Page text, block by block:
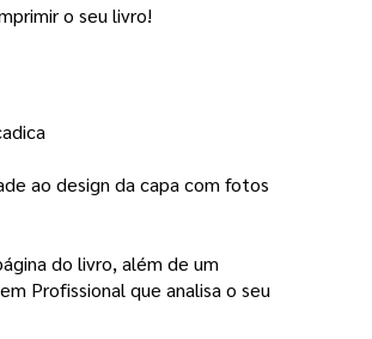
o seu livro!
ao design da capa com fotos
do livro, além de um
Profissional que analisa o seu